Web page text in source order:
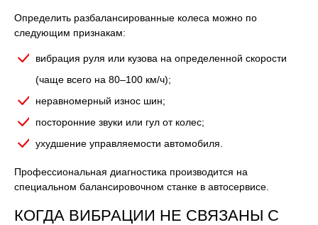
Определить разбалансированные колеса можно по
следующим признакам:
вибрация руля или кузова на определенной скорости
(чаще всего на 80–100 км/ч);
неравномерный износ шин;
посторонние звуки или гул от колес;
ухудшение управляемости автомобиля.
Профессиональная диагностика производится на
специальном балансировочном станке в автосервисе.
КОГДА ВИБРАЦИИ НЕ СВЯЗАНЫ С